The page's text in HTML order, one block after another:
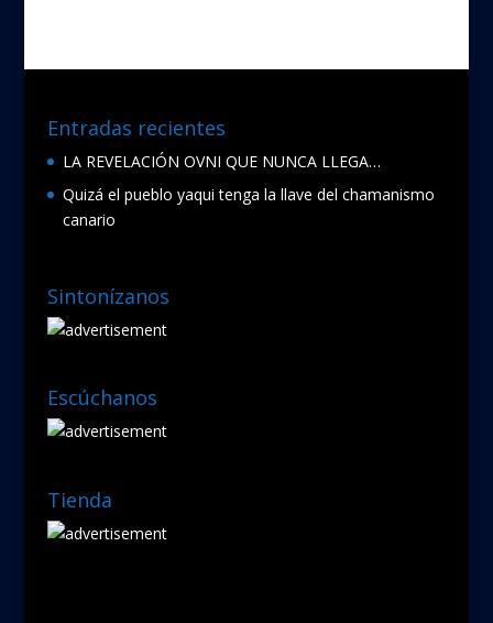
Entradas recientes
LA REVELACIÓN OVNI QUE NUNCA LLEGA…
Quizá el pueblo yaqui tenga la llave del chamanismo
canario
Sintonízanos
Escúchanos
Tienda